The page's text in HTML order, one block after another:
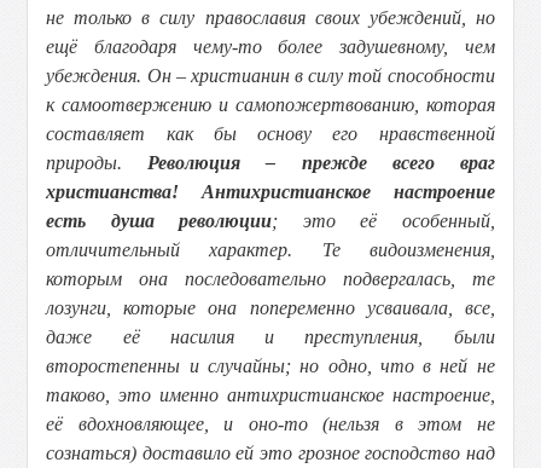
не только в силу православия своих убеждений, но
ещё благодаря чему-то более задушевному, чем
убеждения. Он – христианин в силу той способности
к самоотвержению и самопожертвованию, которая
составляет как бы основу его нравственной
природы. Революция – прежде всего враг
христианства! Антихристианское настроение
есть душа революции; это её особенный,
отличительный характер. Те видоизменения,
которым она последовательно подвергалась, те
лозунги, которые она попеременно усваивала, все,
даже её насилия и преступления, были
второстепенны и случайны; но одно, что в ней не
таково, это именно антихристианское настроение,
её вдохновляющее, и оно-то (нельзя в этом не
сознаться) доставило ей это грозное господство над